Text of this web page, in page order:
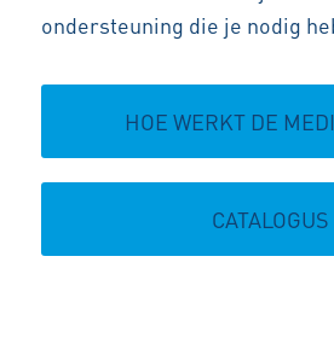
ondersteuning die je nodig
HOE WERKT DE
CATALOGUS